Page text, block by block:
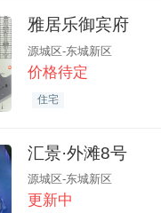
雅居乐御宾府
源城区-东城新区
价格待定
住宅
汇景·外滩8号
源城区-东城新区
更新中